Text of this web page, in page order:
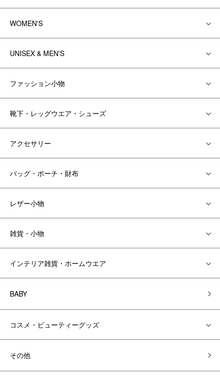
WOMEN'S
UNISEX & MEN'S
ファッション小物
靴下・レッグウエア・シューズ
アクセサリー
バッグ・ポーチ・財布
レザー小物
雑貨・小物
インテリア雑貨・ホームウエア
BABY
コスメ・ビューティーグッズ
その他